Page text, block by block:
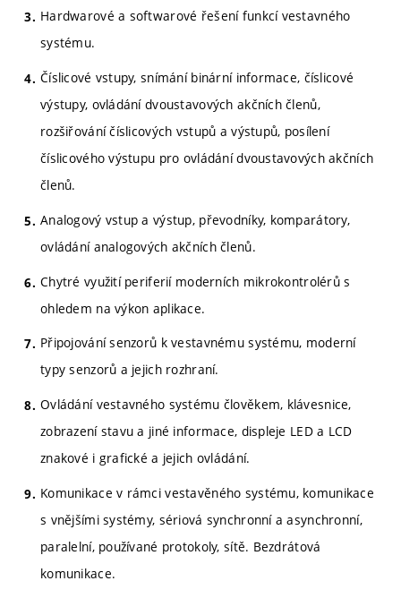
Hardwarové a softwarové řešení funkcí vestavného
systému.
Číslicové vstupy, snímání binární informace, číslicové
výstupy, ovládání dvoustavových akčních členů,
rozšiřování číslicových vstupů a výstupů, posílení
číslicového výstupu pro ovládání dvoustavových akčních
členů.
Analogový vstup a výstup, převodníky, komparátory,
ovládání analogových akčních členů.
Chytré využití periferií moderních mikrokontrolérů s
ohledem na výkon aplikace.
Připojování senzorů k vestavnému systému, moderní
typy senzorů a jejich rozhraní.
Ovládání vestavného systému člověkem, klávesnice,
zobrazení stavu a jiné informace, displeje LED a LCD
znakové i grafické a jejich ovládání.
Komunikace v rámci vestavěného systému, komunikace
s vnějšími systémy, sériová synchronní a asynchronní,
paralelní, používané protokoly, sítě. Bezdrátová
komunikace.